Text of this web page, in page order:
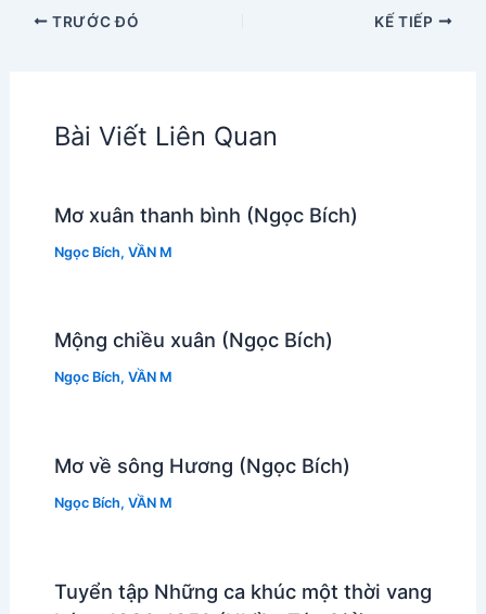
TRƯỚC ĐÓ KẾ TIẾP
Bài Viết Liên Quan
Mơ xuân thanh bình (Ngọc Bích)
Ngọc Bích, VẦN M
Mộng chiều xuân (Ngọc Bích)
Ngọc Bích, VẦN M
Mơ về sông Hương (Ngọc Bích)
Ngọc Bích, VẦN M
Tuyển tập Những ca khúc một thời vang